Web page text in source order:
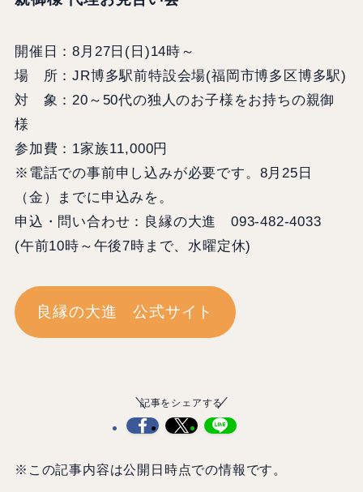
開催日：8月27日(日)14時～
場 所：JR博多駅前特設会場(福岡市博多区博多駅)
対 象：20～50代の独人のお子様をお持ちの親御
様
参加費：1家族11,000円
※電話での事前申し込みが必要です。8月25日
（金）までに申込みを。
申込・問い合わせ：良縁の大進 093‐482‐4033
(午前10時～午後7時まで、水曜定休)
良縁の大進 公式サイト
記事をシェアする
※この記事内容は公開日時点での情報です。